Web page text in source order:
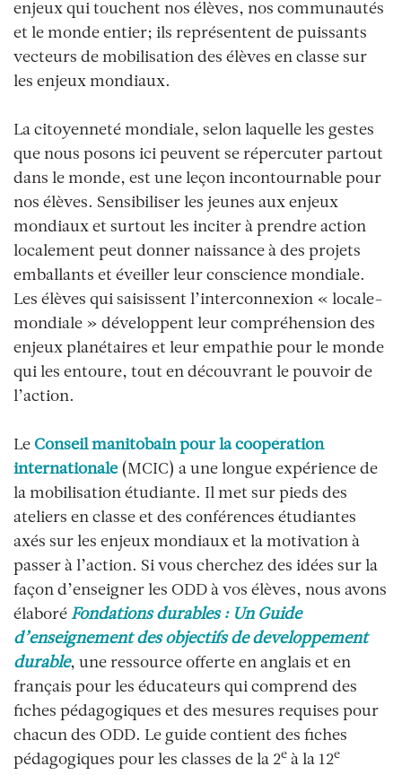
enjeux qui touchent nos élèves, nos communautés
et le monde entier; ils représentent de puissants
vecteurs de mobilisation des élèves en classe sur
les enjeux mondiaux.
La citoyenneté mondiale, selon laquelle les gestes
que nous posons ici peuvent se répercuter partout
dans le monde, est une leçon incontournable pour
nos élèves. Sensibiliser les jeunes aux enjeux
mondiaux et surtout les inciter à prendre action
localement peut donner naissance à des projets
emballants et éveiller leur conscience mondiale.
Les élèves qui saisissent l’interconnexion « locale-
mondiale » développent leur compréhension des
enjeux planétaires et leur empathie pour le monde
qui les entoure, tout en découvrant le pouvoir de
l’action.
Le Conseil manitobain pour la coopération
internationale (MCIC) a une longue expérience de
la mobilisation étudiante. Il met sur pieds des
ateliers en classe et des conférences étudiantes
axés sur les enjeux mondiaux et la motivation à
passer à l’action. Si vous cherchez des idées sur la
façon d’enseigner les ODD à vos élèves, nous avons
élaboré Fondations durables : Un Guide
d’enseignement des objectifs de développement
durable, une ressource offerte en anglais et en
français pour les éducateurs qui comprend des
fiches pédagogiques et des mesures requises pour
chacun des ODD. Le guide contient des fiches
pédagogiques pour les classes de la 2e à la 12e